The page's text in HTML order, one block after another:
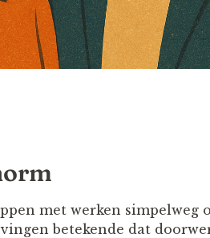
met werken simpelweg
betekende dat